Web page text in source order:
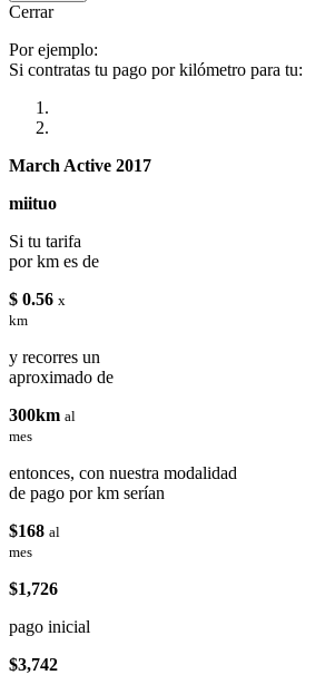
Cerrar
Por ejemplo:
Si contratas tu pago por kilómetro para tu:
March Active 2017
miituo
Si tu tarifa
por km es de
$ 0.56 x
km
y recorres un
aproximado de
300km al
mes
entonces, con nuestra modalidad
de pago por km serían
$168 al
mes
$1,726
pago inicial
$3,742